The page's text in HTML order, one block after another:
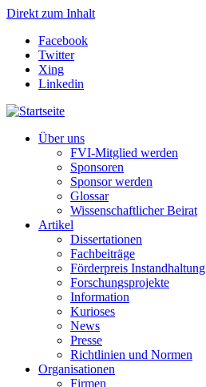
Direkt zum Inhalt
Facebook
Twitter
Xing
Linkedin
Über uns
FVI-Mitglied werden
Sponsoren
Sponsor werden
Glossar
Wissenschaftlicher Beirat
Artikel
Dissertationen
Fachbeiträge
Förderpreis Instandhaltung
Forschungsprojekte
Information
Kurioses
News
Presse
Richtlinien und Normen
Organisationen
Firmen